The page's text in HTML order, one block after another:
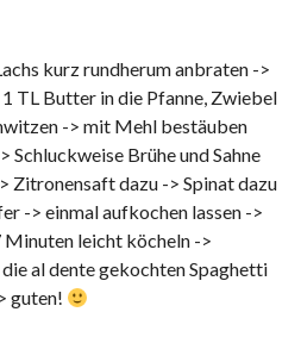
kurz rundherum anbraten ->
TL Butter in die Pfanne, Zwiebel
-> mit Mehl bestäuben
Schluckweise Brühe und Sahne
Zitronensaft dazu -> Spinat dazu
-> einmal aufkochen lassen ->
Minuten leicht köcheln ->
al dente gekochten Spaghetti
guten!